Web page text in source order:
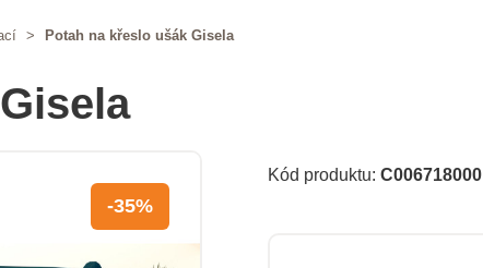
> Potah na křeslo ušák Gisela
-35%
Kód produktu: C006718000